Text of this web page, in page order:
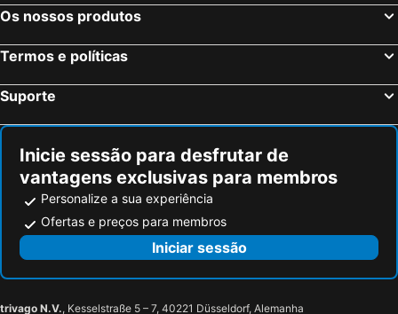
Os nossos produtos
Termos e políticas
Suporte
Inicie sessão para desfrutar de
vantagens exclusivas para membros
Personalize a sua experiência
Ofertas e preços para membros
Iniciar sessão
trivago N.V., Kesselstraße 5 – 7, 40221 Düsseldorf, Alemanha